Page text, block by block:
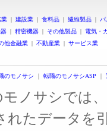
業 | 建設業 | 食料品 | 繊維製品 |
| 精密機器 | その他製品 | 電気・
他金融業 | 不動産業 | サービス業
のモノサシ ｜ 転職のモノサシASP ｜
ノサシでは
れたデータを